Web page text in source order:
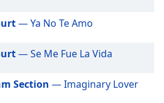
— Ya No Te Amo
— Se Me Fue La Vida
Section — Imaginary Lover